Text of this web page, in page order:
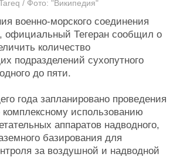
/ Фото: "Википедия"
военно-морского соединения
официальный Тегеран сообщил о
количество
подразделений сухопутного
до пяти.
года запланировано проведения
использованию
аппаратов надводного,
базирования для
за воздушной и надводной